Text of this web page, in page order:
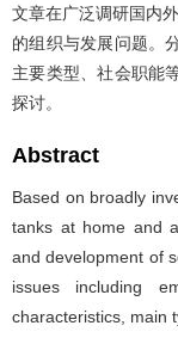
文章在广泛调研国内
的组织与发展问题。
主要类型、社会职能
探讨。
Abstract
Based on broadly
tanks at home and
and development of
issues including
characteristics, main